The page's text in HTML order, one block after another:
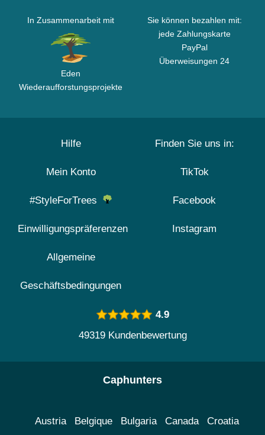
In Zusammenarbeit mit
Eden
Wiederaufforstungsprojekte
Sie können bezahlen mit:
jede Zahlungskarte
PayPal
Überweisungen 24
Hilfe
Mein Konto
#StyleForTrees
Einwilligungspräferenzen
Allgemeine
Geschäftsbedingungen
Finden Sie uns in:
TikTok
Facebook
Instagram
4.9
49319 Kundenbewertung
Caphunters
Austria Belgique Bulgaria Canada Croatia